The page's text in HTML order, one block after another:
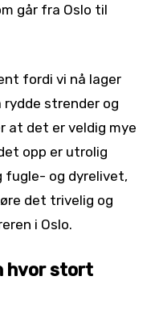
går fra Oslo til
fordi vi nå lager
strender og
at det er veldig mye
opp er utrolig
fugle- og dyrelivet,
det trivelig og
i Oslo.
hvor stort